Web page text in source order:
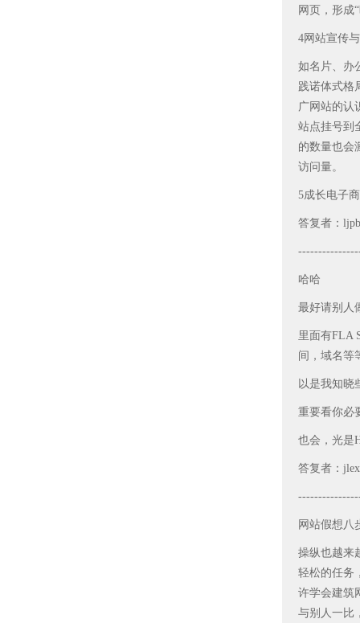
网页，形成
4网站宣传
如名片、办
践诺体式格
广网站的认
站点挂号到
的数量也会
访问量。
5成长电子
答复者：
哈哈
最好请别人
里面有FLA
间，域名等
以是我知晓
重要看你必
也会，光是
答复者：
网站假想八
操纵也越来
轻松的任务
许学会建筑
与别人一比